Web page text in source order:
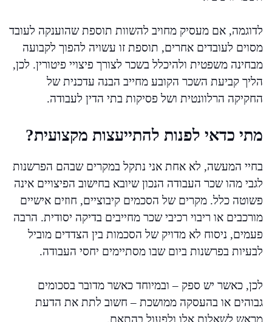
לדוגמה, אם מעסיק מחויב להשוות תוספת שהוענקה לעובד
מסוים לעובדים אחרים, תוספת זו עשויה להפוך לקבועה
מבחינה משפטית ולהיכלל בשכר לצורך פיצויי פיטורין. לכן,
הליך קביעת השכר הקובע מחייב הבנה עדכנית של
החקיקה הרלוונטית ושל פסיקות בתי הדין לעבודה.
מתי כדאי לפנות להתייעצות מקצועית?
בחיי המעשה, לא אחת אני נתקל במקרים שבהם הפרשנות
לגבי מהו שכר העבודה הנכון שיובא בחישוב הפיצויים אינה
פשוטה כלל. מקרים של הסכמים קיבוציים, חוזים אישיים
מורכבים או ריבוי רכיבי שכר מחייבים בדיקה יסודית. הרבה
פעמים, ניסוח לא מדויק של הסכמות בין הצדדים מוביל
לבעיות בפרשנות ביום שבו מסתיימים יחסי העבודה.
לכן, כאשר יש ספק – ובמיוחד כאשר מדובר בסכומים
גבוהים או בהעסקה ממושכת – חשוב לתת את הדעת
מראש לשאלות אלו ולפעול בהתאם.